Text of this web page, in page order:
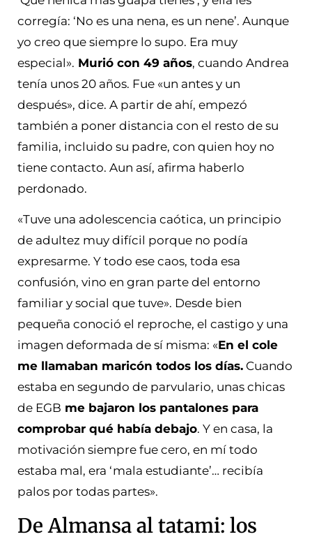
corregía: ‘No es una nena, es un nene’. Aunque
yo creo que siempre lo supo. Era muy
especial». Murió con 49 años, cuando Andrea
tenía unos 20 años. Fue «un antes y un
después», dice. A partir de ahí, empezó
también a poner distancia con el resto de su
familia, incluido su padre, con quien hoy no
tiene contacto. Aun así, afirma haberlo
perdonado.
«Tuve una adolescencia caótica, un principio
de adultez muy difícil porque no podía
expresarme. Y todo ese caos, toda esa
confusión, vino en gran parte del entorno
familiar y social que tuve». Desde bien
pequeña conoció el reproche, el castigo y una
imagen deformada de sí misma: «En el cole
me llamaban maricón todos los días. Cuando
estaba en segundo de parvulario, unas chicas
de EGB me bajaron los pantalones para
comprobar qué había debajo. Y en casa, la
motivación siempre fue cero, en mí todo
estaba mal, era ‘mala estudiante’… recibía
palos por todas partes».
De Almansa al tatami: los